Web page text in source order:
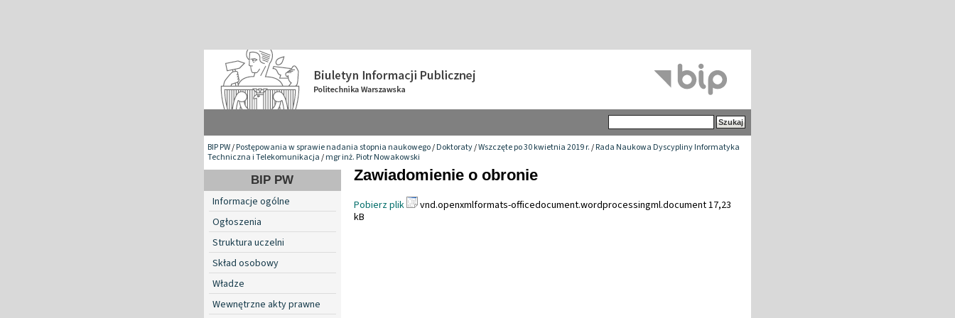
BIP PW/Postępowania w sprawie nadania stopnia naukowego/Doktoraty/Wszczęte po 30 kwietnia 2019 r./Rada Naukowa Dyscypliny Informatyka
Techniczna i Telekomunikacja/mgr inż. Piotr Nowakowski
BIP PW
Informacje ogólne
Ogłoszenia
Struktura uczelni
Skład osobowy
Władze
Wewnętrzne akty prawne
Zawiadomienie o obronie
Pobierz plik
vnd.openxmlformats-officedocument.wordprocessingml.document 17,23
kB